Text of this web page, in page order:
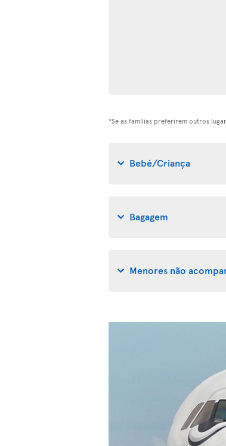
*Se as famílias preferirem outros
Bebé/Criança
Bagagem
Menores não